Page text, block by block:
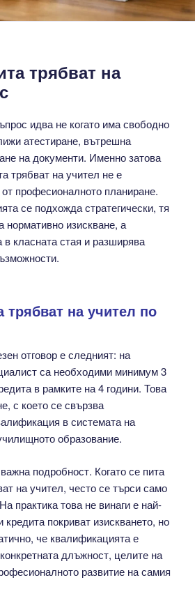
трябват на
идва не когато има свободно
атестиране, вътрешна
на документи. Именно затова
трябват на учител не е
професионалното планиране.
се подхожда стратегически, тя
нормативно изискване, а
в класната стая и разширява
трябват на учител по
отговор е следният: на
са необходими минимум 3
в рамките на 4 години. Това
с което се свързва
в системата на
образование.
подробност. Когато се пита
на учител, често се търси само
практика това не винаги е най-
покриват изискването, но
че квалификацията е
длъжност, целите на
развитие на самия